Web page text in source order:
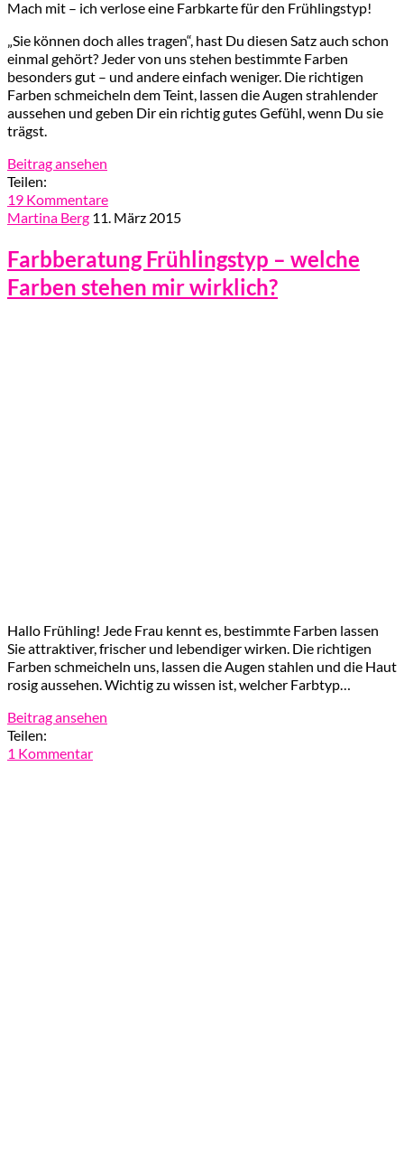
Mach mit – ich verlose eine Farbkarte für den Frühlingstyp!
„Sie können doch alles tragen“, hast Du diesen Satz auch schon
einmal gehört? Jeder von uns stehen bestimmte Farben
besonders gut – und andere einfach weniger. Die richtigen
Farben schmeicheln dem Teint, lassen die Augen strahlender
aussehen und geben Dir ein richtig gutes Gefühl, wenn Du sie
trägst.
Beitrag ansehen
Teilen:
19 Kommentare
Martina Berg 11. März 2015
Farbberatung Frühlingstyp – welche
Farben stehen mir wirklich?
Hallo Frühling! Jede Frau kennt es, bestimmte Farben lassen
Sie attraktiver, frischer und lebendiger wirken. Die richtigen
Farben schmeicheln uns, lassen die Augen stahlen und die Haut
rosig aussehen. Wichtig zu wissen ist, welcher Farbtyp…
Beitrag ansehen
Teilen:
1 Kommentar